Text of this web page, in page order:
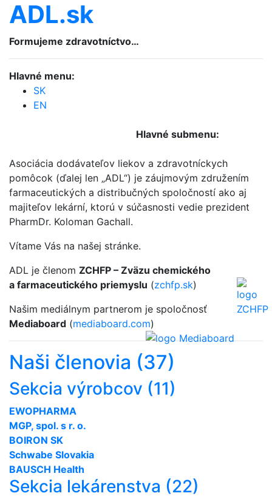
ADL.sk
Formujeme zdravotníctvo…
Hlavné menu:
SK
EN
Hlavné submenu:
Asociácia dodávateľov liekov a zdravotníckych
pomôcok (ďalej len „ADL“) je záujmovým združením
farmaceutických a distribučných spoločností ako aj
majiteľov lekární, ktorú v súčasnosti vedie prezident
PharmDr. Koloman Gachall.
Vítame Vás na našej stránke.
ADL je členom ZCHFP – Zväzu chemického
a farmaceutického priemyslu (zchfp.sk)
Našim mediálnym partnerom je spoločnosť
Mediaboard (mediaboard.com)
Naši členovia (37)
Sekcia výrobcov (11)
EWOPHARMA
MGP, spol. s r. o.
BOIRON SK
Schwabe Slovakia
BAUSCH Health
Sekcia lekárenstva (22)